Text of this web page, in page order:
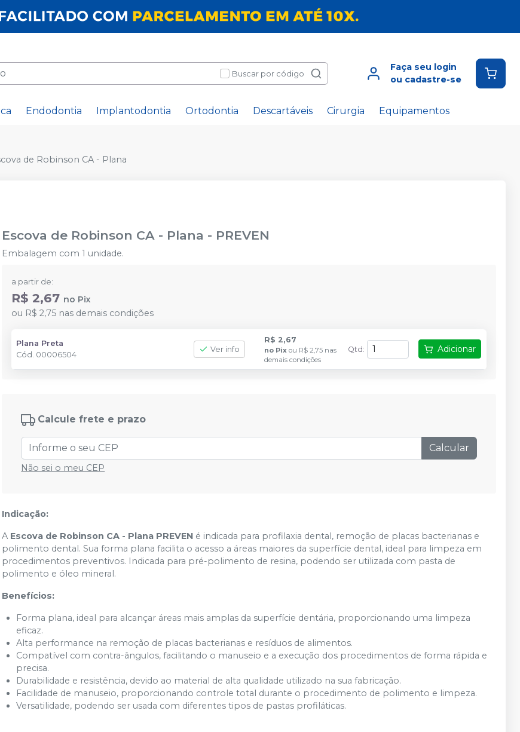
Buscar por código
Faça seu login
ou cadastre-se
Endodontia Implantodontia Ortodontia Descartáveis Cirurgia Equipamentos
de Robinson CA - Plana
Escova de Robinson CA - Plana - PREVEN
Embalagem com 1 unidade.
a partir de:
R$ 2,67 no Pix
ou R$ 2,75 nas demais condições
Plana Preta
Cód. 00006504
Ver info
R$ 2,67
no Pix ou R$ 2,75 nas
demais condições
Qtd : Adicionar
Calcule frete e prazo
Calcular
Não sei o meu CEP
Indicação:
A Escova de Robinson CA - Plana PREVEN é indicada para profilaxia dental, remoção de placas bacterianas e
polimento dental. Sua forma plana facilita o acesso a áreas maiores da superfície dental, ideal para limpeza em
procedimentos preventivos. Indicada para pré-polimento de resina, podendo ser utilizada com pasta de
polimento e óleo mineral.
Benefícios:
Forma plana, ideal para alcançar áreas mais amplas da superfície dentária, proporcionando uma limpeza
eficaz.
Alta performance na remoção de placas bacterianas e resíduos de alimentos.
Compatível com contra-ângulos, facilitando o manuseio e a execução dos procedimentos de forma rápida e
precisa.
Durabilidade e resistência, devido ao material de alta qualidade utilizado na sua fabricação.
Facilidade de manuseio, proporcionando controle total durante o procedimento de polimento e limpeza.
Versatilidade, podendo ser usada com diferentes tipos de pastas profiláticas.